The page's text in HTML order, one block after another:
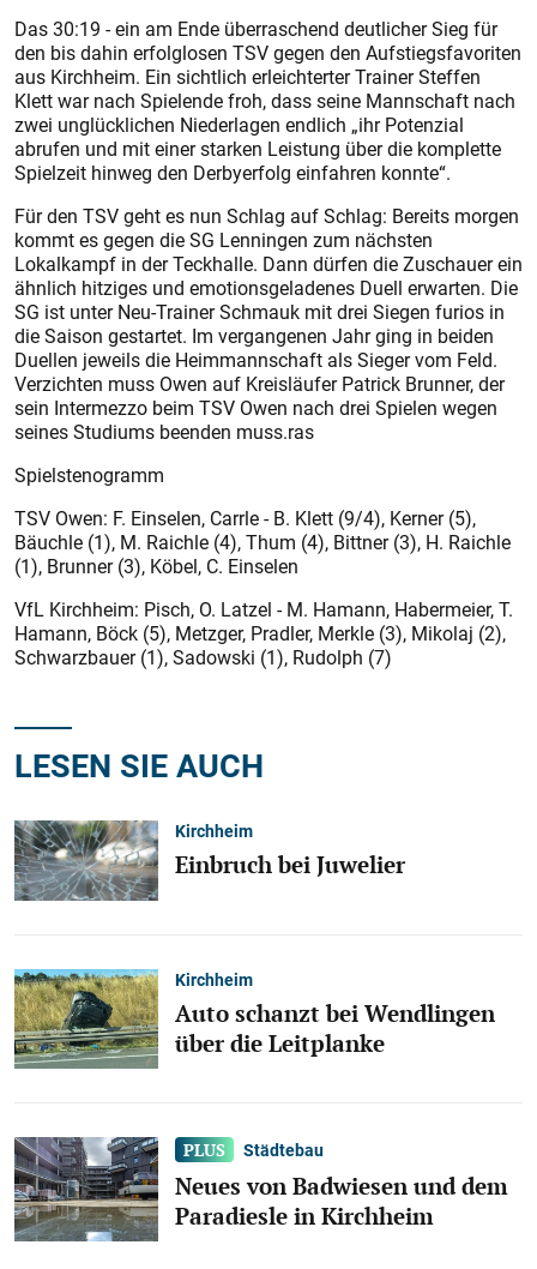
Das 30:19 - ein am Ende überraschend deutlicher Sieg für
den bis dahin erfolglosen TSV gegen den Aufstiegsfavoriten
aus Kirchheim. Ein sichtlich erleichterter Trainer Steffen
Klett war nach Spielende froh, dass seine Mannschaft nach
zwei unglücklichen Niederlagen endlich „ihr Potenzial
abrufen und mit einer starken Leistung über die komplette
Spielzeit hinweg den Derbyerfolg einfahren konnte“.
Für den TSV geht es nun Schlag auf Schlag: Bereits morgen
kommt es gegen die SG Lenningen zum nächsten
Lokalkampf in der Teckhalle. Dann dürfen die Zuschauer ein
ähnlich hitziges und emotionsgeladenes Duell erwarten. Die
SG ist unter Neu-Trainer Schmauk mit drei Siegen furios in
die Saison gestartet. Im vergangenen Jahr ging in beiden
Duellen jeweils die Heimmannschaft als Sieger vom Feld.
Verzichten muss Owen auf Kreisläufer Patrick Brunner, der
sein Intermezzo beim TSV Owen nach drei Spielen wegen
seines Studiums beenden muss.ras
Spielstenogramm
TSV Owen: F. Einselen, Carrle - B. Klett (9/4), Kerner (5),
Bäuchle (1), M. Raichle (4), Thum (4), Bittner (3), H. Raichle
(1), Brunner (3), Köbel, C. Einselen
VfL Kirchheim: Pisch, O. Latzel - M. Hamann, Habermeier, T.
Hamann, Böck (5), Metzger, Pradler, Merkle (3), Mikolaj (2),
Schwarzbauer (1), Sadowski (1), Rudolph (7)
LESEN SIE AUCH
Kirchheim
Einbruch bei Juwelier
Kirchheim
Auto schanzt bei Wendlingen
über die Leitplanke
Städtebau
Neues von Badwiesen und dem
Paradiesle in Kirchheim